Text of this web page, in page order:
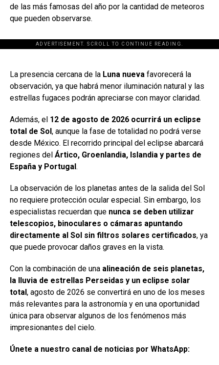
de las más famosas del año por la cantidad de meteoros
que pueden observarse.
ADVERTISEMENT. SCROLL TO CONTINUE READING.
[adsforwp id="243463"]
La presencia cercana de la Luna nueva favorecerá la
observación, ya que habrá menor iluminación natural y las
estrellas fugaces podrán apreciarse con mayor claridad.
Además, el 12 de agosto de 2026 ocurrirá un eclipse
total de Sol, aunque la fase de totalidad no podrá verse
desde México. El recorrido principal del eclipse abarcará
regiones del Ártico, Groenlandia, Islandia y partes de
España y Portugal.
La observación de los planetas antes de la salida del Sol
no requiere protección ocular especial. Sin embargo, los
especialistas recuerdan que nunca se deben utilizar
telescopios, binoculares o cámaras apuntando
directamente al Sol sin filtros solares certificados, ya
que puede provocar daños graves en la vista.
Con la combinación de una alineación de seis planetas,
la lluvia de estrellas Perseidas y un eclipse solar
total, agosto de 2026 se convertirá en uno de los meses
más relevantes para la astronomía y en una oportunidad
única para observar algunos de los fenómenos más
impresionantes del cielo.
Únete a nuestro canal de noticias por WhatsApp: